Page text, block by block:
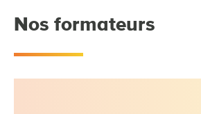
de Nancy.
Nos formateurs